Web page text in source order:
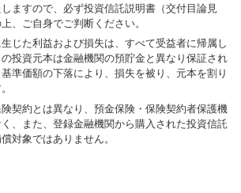
ますので、必ず投資信託説明書（交付目論見
、ご自身でご判断ください。
じた利益および損失は、すべて受益者に帰属し
投資元本は金融機関の預貯金と異なり保証され
準価額の下落により、損失を被り、元本を割り
契約とは異なり、預金保険・保険契約者保護機
、また、登録金融機関から購入された投資信託
対象ではありません。